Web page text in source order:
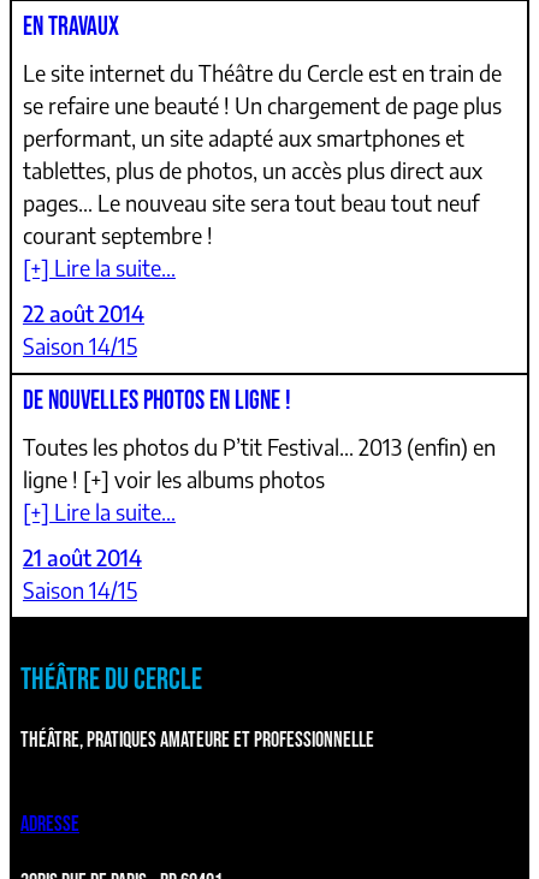
EN TRAVAUX
Le site internet du Théâtre du Cercle est en train de
se refaire une beauté ! Un chargement de page plus
performant, un site adapté aux smartphones et
tablettes, plus de photos, un accès plus direct aux
pages… Le nouveau site sera tout beau tout neuf
courant septembre !
[+] Lire la suite…
22 août 2014
Saison 14/15
DE NOUVELLES PHOTOS EN LIGNE !
Toutes les photos du P’tit Festival… 2013 (enfin) en
ligne ! [+] voir les albums photos
[+] Lire la suite…
21 août 2014
Saison 14/15
THÉÂTRE DU CERCLE
THÉÂTRE, PRATIQUES AMATEURE ET PROFESSIONNELLE
ADRESSE